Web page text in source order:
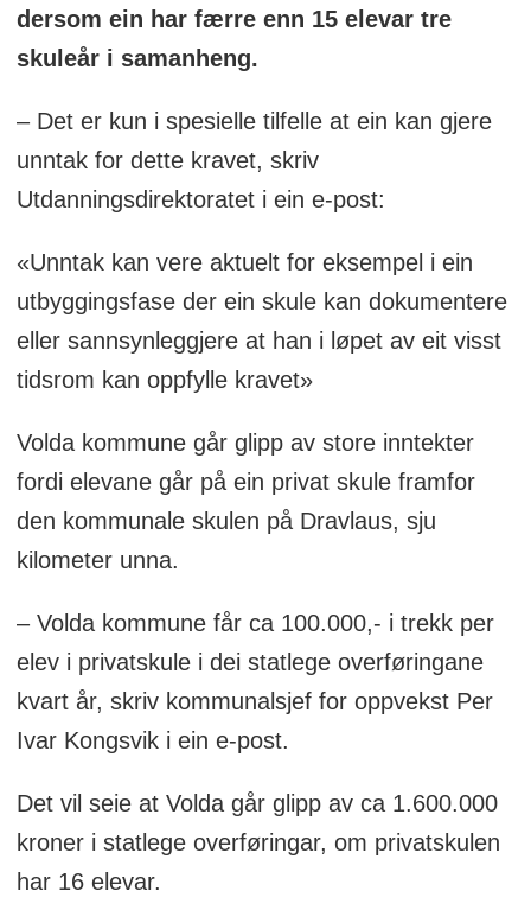
dersom ein har færre enn 15 elevar tre
skuleår i samanheng.
– Det er kun i spesielle tilfelle at ein kan gjere
unntak for dette kravet, skriv
Utdanningsdirektoratet i ein e-post:
«Unntak kan vere aktuelt for eksempel i ein
utbyggingsfase der ein skule kan dokumentere
eller sannsynleggjere at han i løpet av eit visst
tidsrom kan oppfylle kravet»
Volda kommune går glipp av store inntekter
fordi elevane går på ein privat skule framfor
den kommunale skulen på Dravlaus, sju
kilometer unna.
– Volda kommune får ca 100.000,- i trekk per
elev i privatskule i dei statlege overføringane
kvart år, skriv kommunalsjef for oppvekst Per
Ivar Kongsvik i ein e-post.
Det vil seie at Volda går glipp av ca 1.600.000
kroner i statlege overføringar, om privatskulen
har 16 elevar.